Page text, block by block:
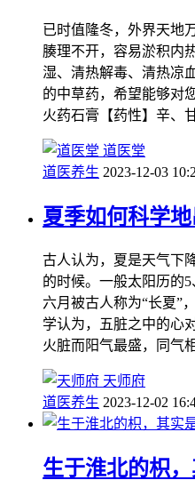
已时值隆冬，外界天地
腠理不开，容易淤积内
湿、清热解毒、清热凉
的中草药，希望能够对
火药石膏【药性】辛、
道医堂
道医养生 2023-12-03
夏季如何科学地
古人认为，夏是天气下
的时候。一般太阳历的
六月被古人称为“长夏”
学认为，五脏之中的心
火脏而阳气最盛，同气
天师府
道医养生 2023-12-02
生于淮北的枳